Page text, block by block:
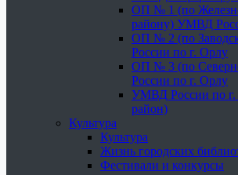
ОП № 1 (по
району) УМВД
ОП № 2 (по
России по г. Орлу
ОП № 3 (по
России по г. Орлу
УМВД России по г.
район)
Культура
Культура
Жизнь городских
Фестивали и конкурсы